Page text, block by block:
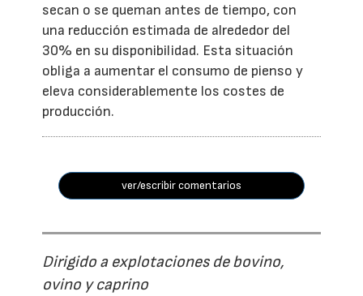
secan o se queman antes de tiempo, con
una reducción estimada de alrededor del
30% en su disponibilidad. Esta situación
obliga a aumentar el consumo de pienso y
eleva considerablemente los costes de
producción.
ver/escribir comentarios
Dirigido a explotaciones de bovino,
ovino y caprino